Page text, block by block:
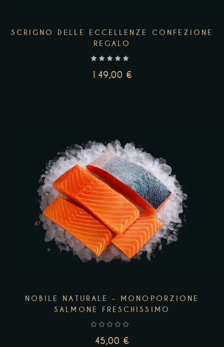
SCRIGNO DELLE ECCELLENZE CONFEZIONE
REGALO
149,00 €
AGGIUNGI AL CARRELLO
NOBILE NATURALE – MONOPORZIONE
SALMONE FRESCHISSIMO
45,00 €